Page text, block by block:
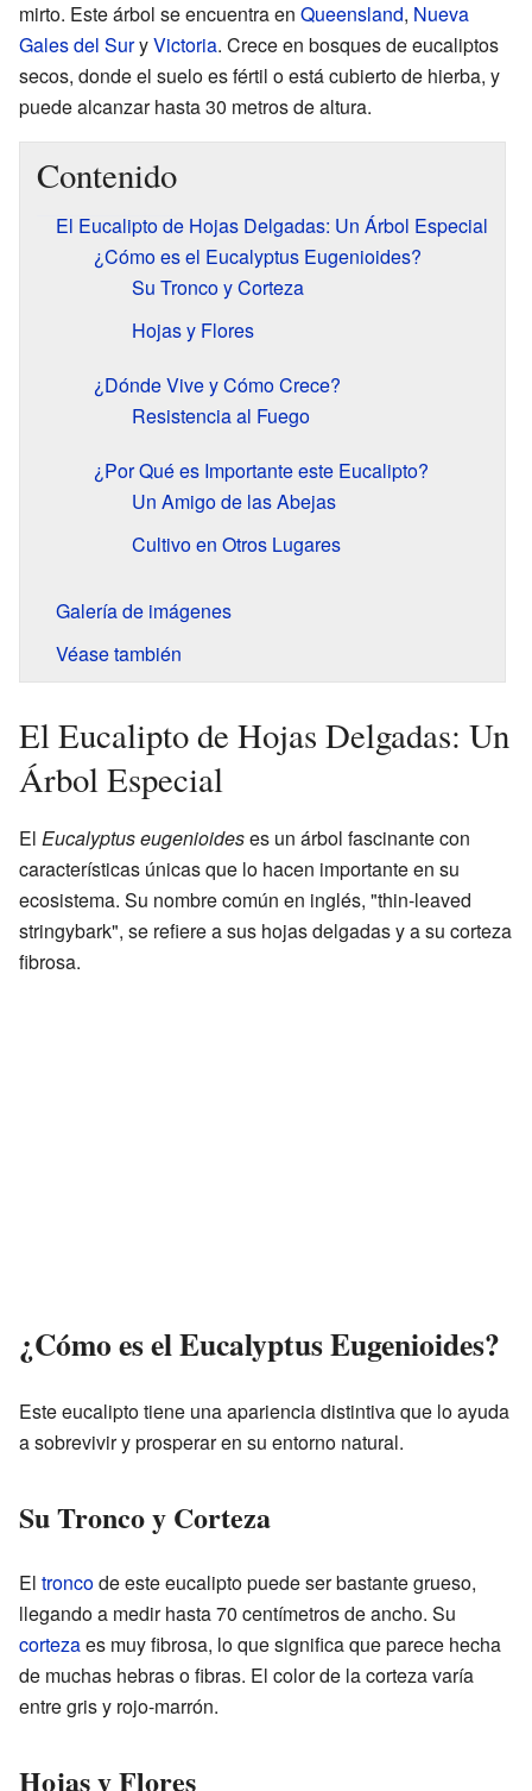
mirto. Este árbol se encuentra en Queensland, Nueva
Gales del SuryVictoria. Crece en bosques de eucaliptos
secos, donde el suelo es fértil o está cubierto de hierba, y
puede alcanzar hasta 30 metros de altura.
Contenido
El Eucalipto de Hojas Delgadas: Un Árbol Especial
¿Cómo es el Eucalyptus Eugenioides?
Su Tronco y Corteza
Hojas y Flores
¿Dónde Vive y Cómo Crece?
Resistencia al Fuego
¿Por Qué es Importante este Eucalipto?
Un Amigo de las Abejas
Cultivo en Otros Lugares
Galería de imágenes
Véase también
El Eucalipto de Hojas Delgadas: Un
Árbol Especial
El Eucalyptus eugenioideses un árbol fascinante con
características únicas que lo hacen importante en su
ecosistema. Su nombre común en inglés, "thin-leaved
stringybark", se refiere a sus hojas delgadas y a su corteza
fibrosa.
¿Cómo es el Eucalyptus Eugenioides?
Este eucalipto tiene una apariencia distintiva que lo ayuda
a sobrevivir y prosperar en su entorno natural.
Su Tronco y Corteza
El troncode este eucalipto puede ser bastante grueso,
llegando a medir hasta 70 centímetros de ancho. Su
cortezaes muy fibrosa, lo que significa que parece hecha
de muchas hebras o fibras. El color de la corteza varía
entre gris y rojo-marrón.
Hojas y Flores